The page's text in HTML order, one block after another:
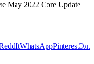
WhatsAppPinterestЭл.